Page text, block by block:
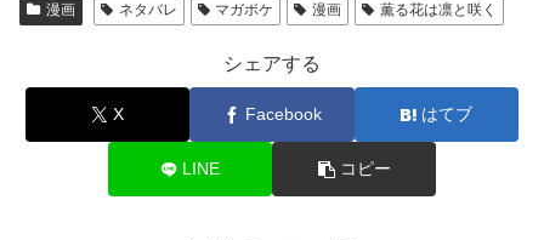
漫画 ネタバレ マガポケ 漫画 薫る花は凛と咲く
シェアする
X Facebook はてブ
LINE コピー